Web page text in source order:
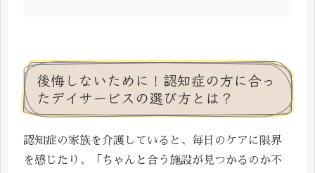
後悔しないために！認知症の方に合っ
たデイサービスの選び方とは？
認知症の家族を介護していると、毎日のケアに限界
を感じたり、「ちゃんと合う施設が見つかるのか不